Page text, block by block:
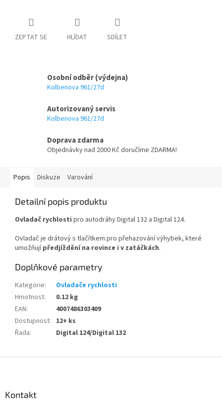
ZEPTAT SE HLÍDAT SDÍLET
Osobní odběr (výdejna)
Kolbenova 961/27d
Autorizovaný servis
Kolbenova 961/27d
Doprava zdarma
Objednávky nad 2000 Kč doručíme ZDARMA!
Popis Diskuze Varování
Detailní popis produktu
Ovladač rychlosti pro autodráhy Digital 132 a Digital 124.
Ovladač je drátový s tlačítkem pro přehazování výhybek, které
umožňujípředjíždění na rovince i v zatáčkách.
Doplňkové parametry
Kategorie:
Ovladače rychlosti
Hmotnost:
0.12 kg
EAN:
4007486303409
Dostupnost: 12+ ks
Řada: Digital 124/Digital 132
Kontakt